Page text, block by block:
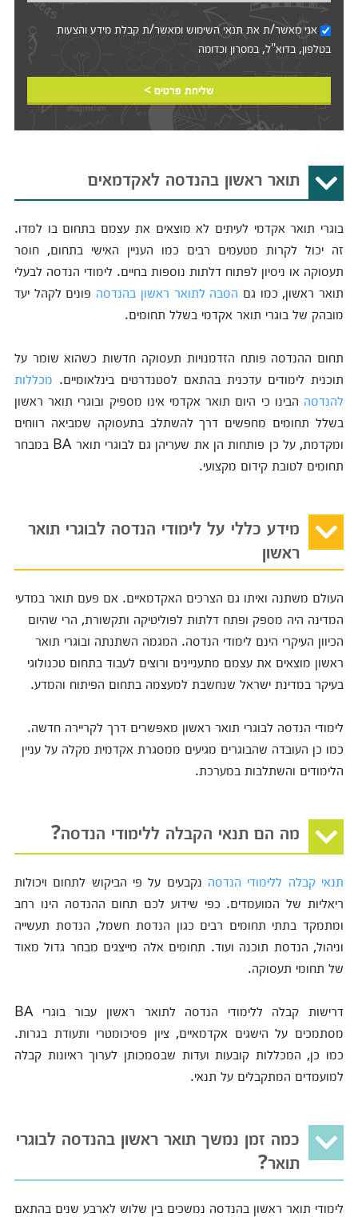
אני מאשר/ת אתתנאי השימושומאשר/ת קבלת מידע והצעות
בטלפון, בדוא"ל, במסרון וכדומה‎‎
שליחת פרטים >
תואר ראשון בהנדסה לאקדמאים
בוגרי תואר אקדמי לעיתים לא מוצאים את עצמם בתחום בו למדו.
זה יכול לקרות מטעמים רבים כמו העניין האישי בתחום, חוסר
תעסוקה או ניסיון לפתוח דלתות נוספות בחיים. לימודי הנדסה לבעלי
תואר ראשון, כמו גם הסבה לתואר ראשון בהנדסה פונים לקהל יעד
מובהק של בוגרי תואר אקדמי בשלל תחומים.
תחום ההנדסה פותח הזדמנויות תעסוקה חדשות כשהוא שומר על
תוכנית לימודים עדכנית בהתאם לסטנדרטים בינלאומיים. מכללות
להנדסה הבינו כי היום תואר אקדמי אינו מספיק ובוגרי תואר ראשון
בשלל תחומים מחפשים דרך להשתלב בתעסוקה שמביאה רווחים
ומקדמת, על כן פותחות הן את שעריהן גם לבוגרי תואר BA במבחר
תחומים לטובת קידום מקצועי.
מידע כללי על לימודי הנדסה לבוגרי תואר
ראשון
העולם משתנה ואיתו גם הצרכים האקדמאיים. אם פעם תואר במדעי
המדינה היה מספק ופתח דלתות לפוליטיקה ותקשורת, הרי שהיום
הכיוון העיקרי הינם לימודי הנדסה. המגמה השתנתה ובוגרי תואר
ראשון מוצאים את עצמם מתעניינים ורוצים לעבוד בתחום טכנולוגי
בעיקר במדינת ישראל שנחשבת למעצמה בתחום הפיתוח והמדע.
לימודי הנדסה לבוגרי תואר ראשון מאפשרים דרך לקריירה חדשה.
כמו כן העובדה שהבוגרים מגיעים ממסגרת אקדמית מקלה על עניין
הלימודים והשתלבות במערכת.
מה הם תנאי הקבלה ללימודי הנדסה?
תנאי קבלה ללימודי הנדסה נקבעים על פי הביקוש לתחום ויכולות
ריאליות של המועמדים. כפי שידוע לכם תחום ההנדסה הינו רחב
ומתמקד בתתי תחומים רבים כגון הנדסת חשמל, הנדסת תעשייה
וניהול, הנדסת תוכנה ועוד. תחומים אלה מייצגים מבחר גדול מאוד
של תחומי תעסוקה.
דרישות קבלה ללימודי הנדסה לתואר ראשון עבור בוגרי BA
מסתמכים על הישגים אקדמאיים, ציון פסיכומטרי ותעודת בגרות.
כמו כן, המכללות קובעות ועדות שבסמכותן לערוך ראיונות קבלה
למועמדים המתקבלים על תנאי.
כמה זמן נמשך תואר ראשון בהנדסה לבוגרי
תואר?
לימודי תואר ראשון בהנדסה נמשכים בין שלוש לארבע שנים בהתאם